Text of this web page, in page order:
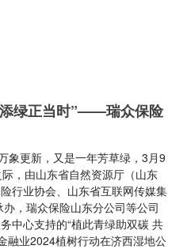
绿正当时”——瑞众保险
象更新，又是一年芳草绿，3月9
，由山东省自然资源厅（山东
行业协会、山东省互联网传媒集
，瑞众保险山东分公司等公司
中心支持的“植此青绿助双碳 共
融业2024植树行动在济西湿地公